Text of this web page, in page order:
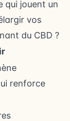
qui jouent un
vos
du CBD ?
renforce